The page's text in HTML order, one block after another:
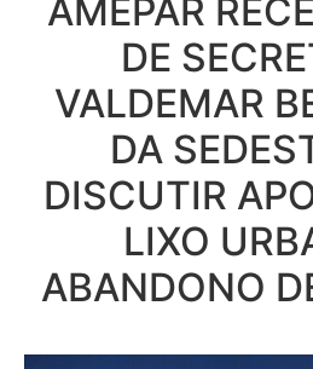
AMEPAR
DE
VALDEMAR
DA
DISCUTIR
LIXO
ABANDONO